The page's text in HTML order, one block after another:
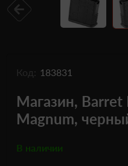
Код: 183831
Магазин, Barret
Magnum,
В наличии